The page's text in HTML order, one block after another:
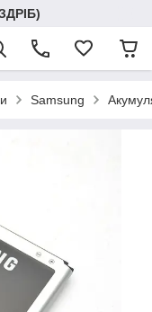
Samsung